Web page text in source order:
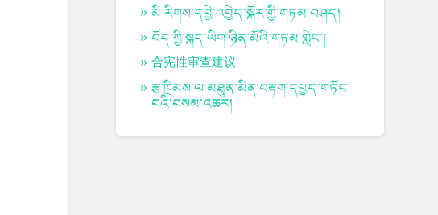
མི་རིགས་དབྱེ་འབྱེད་སྐོར་གྱི་གཏམ་བཤད།
བོད་ཀྱི་སྐད་ཡིག་ཉིན་མོའི་གཏམ་གླེང་།
合宪性审查建议
རྩ་ཁྲིམས་ལ་མཐུན་མིན་བརྟག་དཔྱད་གཏོང་
བའི་བསམ་འཆར།